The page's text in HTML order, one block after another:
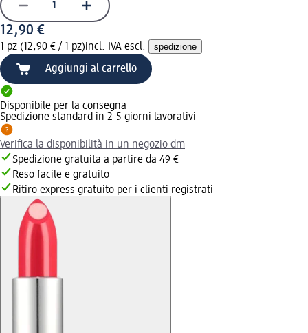
12,90 €
1 pz (12,90 € / 1 pz)incl. IVA escl. spedizione
Aggiungi al carrello
Disponibile per la consegna
Spedizione standard in 2-5 giorni lavorativi
Verifica la disponibilità in un negozio dm
Spedizione gratuita a partire da 49 €
Reso facile e gratuito
Ritiro express gratuito per i clienti registrati